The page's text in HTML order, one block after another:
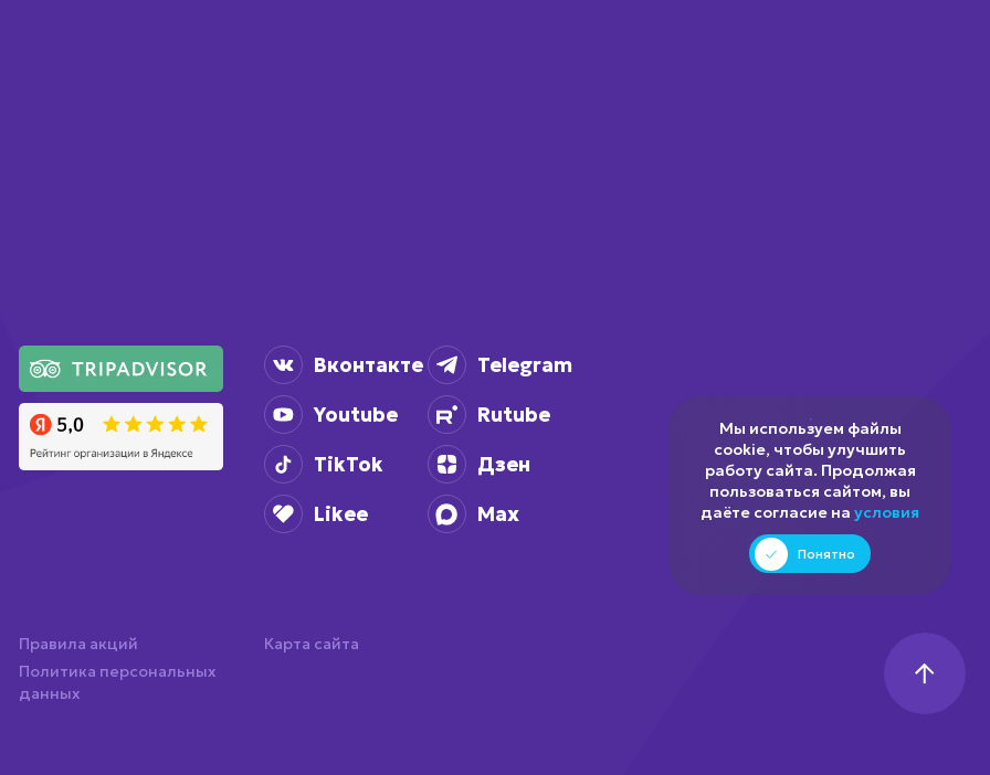
Вконтакте
Youtube
TikTok
Likee
Telegram
Rutube
Дзен
Max
Правила акций
Политика персональных
данных
Карта сайта
Мы используем файлы
cookie, чтобы улучшить
работу сайта. Продолжая
пользоваться сайтом, вы
даёте согласие на условия
Понятно